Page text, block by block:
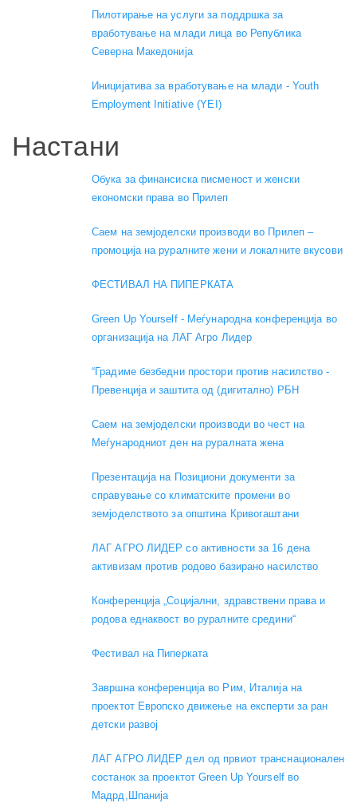
Пилотирање на услуги за поддршка за
вработување на млади лица во Република
Северна Македонија
Иницијатива за вработување на млади - Youth
Employment Initiative (YEI)
Настани
Обука за финансиска писменост и женски
економски права во Прилеп
Саем на земјоделски производи во Прилеп –
промоција на руралните жени и локалните вкусови
ФЕСТИВАЛ НА ПИПЕРКАТА
Green Up Yourself - Меѓународна конференција во
организација на ЛАГ Агро Лидер
“Градиме безбедни простори против насилство -
Превенција и заштита од (дигитално) РБН
Саем на земјоделски производи во чест на
Меѓународниот ден на руралната жена
Презентација на Позициони документи за
справување со климатските промени во
земјоделството за општина Кривогаштани
ЛАГ АГРО ЛИДЕР со активности за 16 дена
активизам против родово базирано насилство
Конференција „Социјални, здравствени права и
родова еднаквост во руралните средини“
Фестивал на Пиперката
Завршна конференција во Рим, Италија на
проектот Европско движење на експерти за ран
детски развој
ЛАГ АГРО ЛИДЕР дел од првиот транснационален
состанок за проектот Green Up Yourself во
Мадрд,Шпанија